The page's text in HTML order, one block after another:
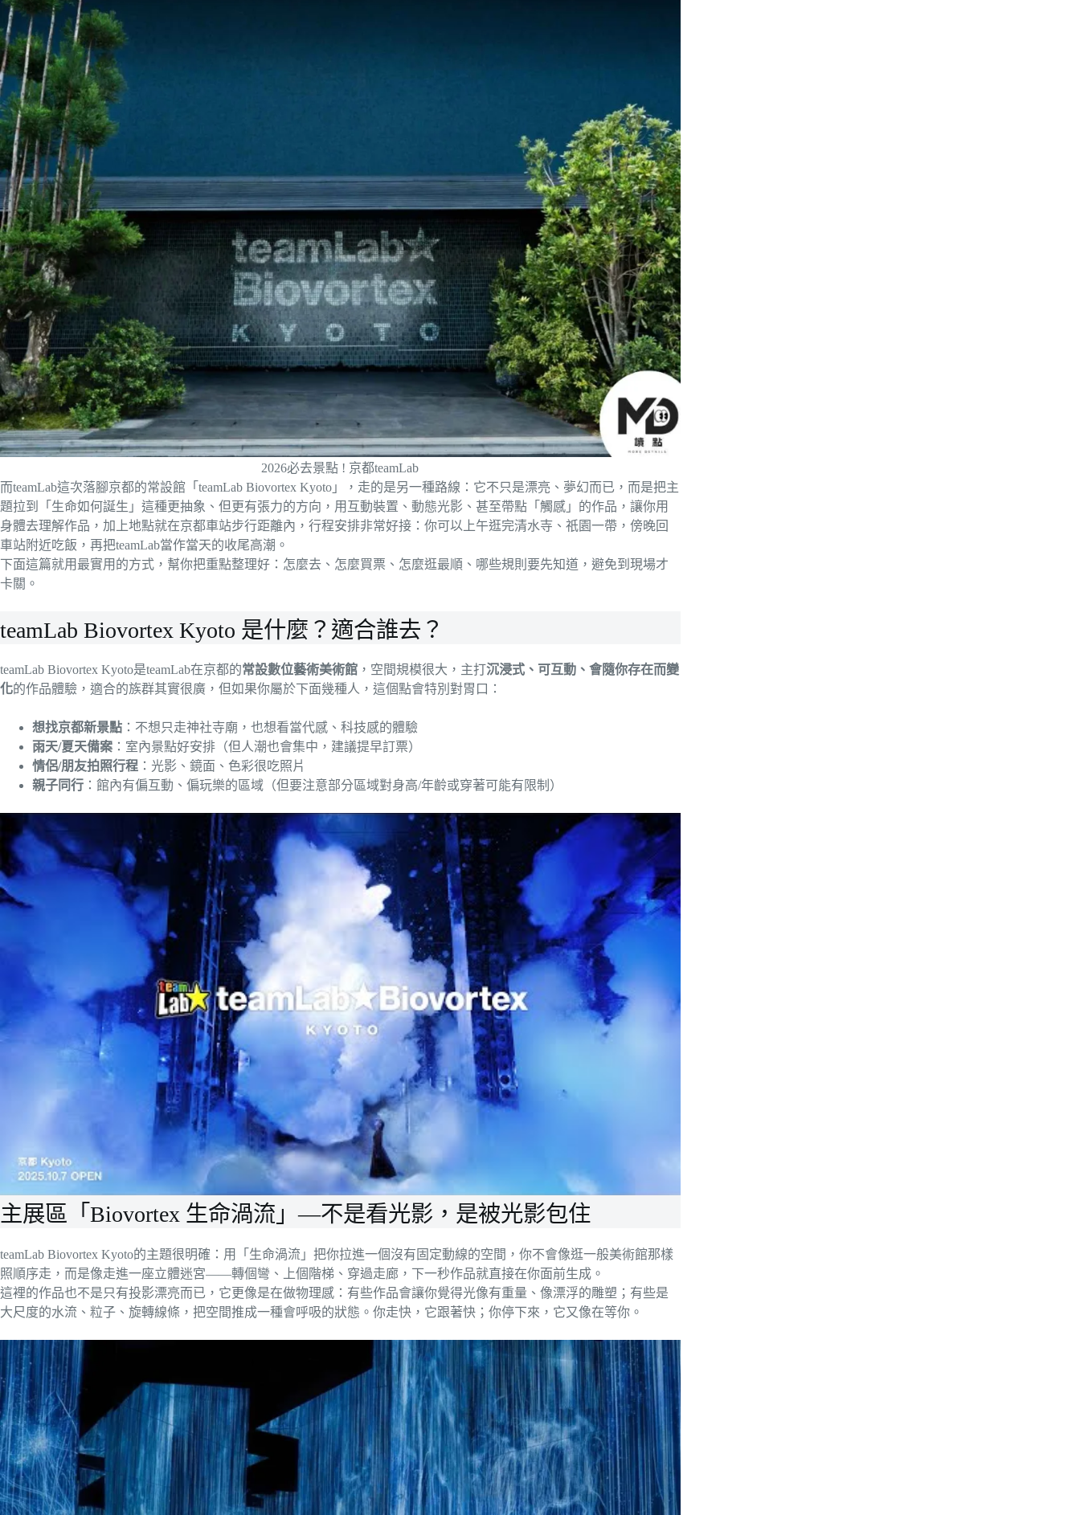
2026必去景點 ! 京都teamLab
而teamLab這次落腳京都的常設館「teamLab Biovortex Kyoto」，走的是另一種路線：它不只是漂亮、夢幻而已，而是把主
題拉到「生命如何誕生」這種更抽象、但更有張力的方向，用互動裝置、動態光影、甚至帶點「觸感」的作品，讓你用
身體去理解作品，加上地點就在京都車站步行距離內，行程安排非常好接：你可以上午逛完清水寺、祇園一帶，傍晚回
車站附近吃飯，再把teamLab當作當天的收尾高潮。
下面這篇就用最實用的方式，幫你把重點整理好：怎麼去、怎麼買票、怎麼逛最順、哪些規則要先知道，避免到現場才
卡關。
teamLab Biovortex Kyoto 是什麼？適合誰去？
teamLab Biovortex Kyoto是teamLab在京都的常設數位藝術美術館 ，空間規模很大，主打沉浸式、可互動、會隨你存在而變
化的作品體驗，適合的族群其實很廣，但如果你屬於下面幾種人，這個點會特別對胃口：
想找京都新景點 ：不想只走神社寺廟，也想看當代感、科技感的體驗
雨天/夏天備案 ：室內景點好安排（但人潮也會集中，建議提早訂票）
情侶/朋友拍照行程 ：光影、鏡面、色彩很吃照片
親子同行 ：館內有偏互動、偏玩樂的區域（但要注意部分區域對身高/年齡或穿著可能有限制）
主展區「Biovortex 生命渦流」—不是看光影，是被光影包住
teamLab Biovortex Kyoto的主題很明確：用「生命渦流」把你拉進一個沒有固定動線的空間，你不會像逛一般美術館那樣
照順序走，而是像走進一座立體迷宮——轉個彎、上個階梯、穿過走廊，下一秒作品就直接在你面前生成。
這裡的作品也不是只有投影漂亮而已，它更像是在做物理感：有些作品會讓你覺得光像有重量、像漂浮的雕塑；有些是
大尺度的水流、粒子、旋轉線條，把空間推成一種會呼吸的狀態。你走快，它跟著快；你停下來，它又像在等你。